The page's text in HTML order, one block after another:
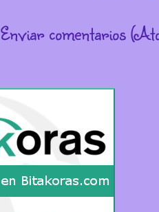
Enviar comentarios